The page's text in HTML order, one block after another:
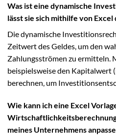
Was ist eine dynamische
lässt sie sich mithilfe von
Die dynamische
Zeitwert des Geldes, um den
Zahlungsströmen zu ermitteln.
beispielsweise den Kapitalwert
berechnen, um
Wie kann ich eine Excel
meines Unternehmens